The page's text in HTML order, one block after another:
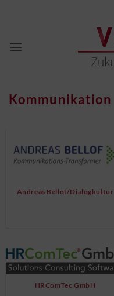
Kommunikation
Andreas Bellof/Dialogkultur
HRComTec GmbH